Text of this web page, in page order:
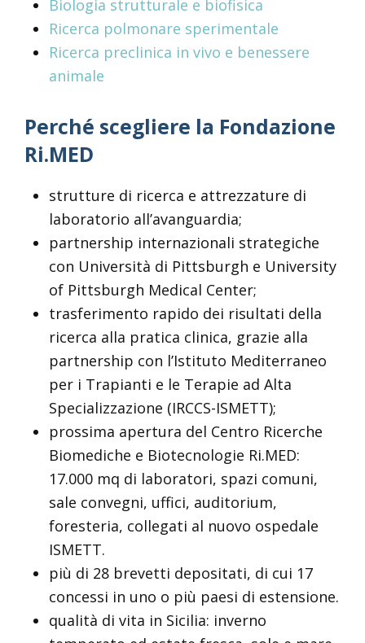
Biologia strutturale e biofisica
Ricerca polmonare sperimentale
Ricerca preclinica in vivo e benessere
animale
Perché scegliere la Fondazione
Ri.MED
strutture di ricerca e attrezzature di
laboratorio all’avanguardia;
partnership internazionali strategiche
con Università di Pittsburgh e University
of Pittsburgh Medical Center;
trasferimento rapido dei risultati della
ricerca alla pratica clinica, grazie alla
partnership con l’Istituto Mediterraneo
per i Trapianti e le Terapie ad Alta
Specializzazione (IRCCS-ISMETT);
prossima apertura del Centro Ricerche
Biomediche e Biotecnologie Ri.MED:
17.000 mq di laboratori, spazi comuni,
sale convegni, uffici, auditorium,
foresteria, collegati al nuovo ospedale
ISMETT.
più di 28 brevetti depositati, di cui 17
concessi in uno o più paesi di estensione.
qualità di vita in Sicilia: inverno